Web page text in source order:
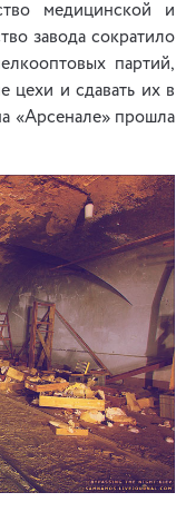
медицинской и
завода сократило
партий,
цехи и сдавать их в
«Арсенале» прошла